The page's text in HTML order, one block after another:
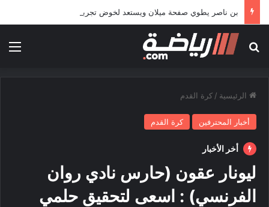
بحث عن
الرئيسية / كرة القدم
أخبار المحترفين كرة القدم
أخر الأخبار
ليونار عقون (حارس نادي روان
الفرنسي) : اسعى لتحقيق حلمي